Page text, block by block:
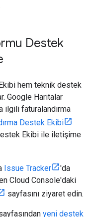
Destek
hem teknik destek
Google Haritalar
ilgili faturalandırma
Destek Ekibi
Ekibi ile iletişime
Issue Tracker
'da
Cloud Console'daki
sayfasını ziyaret edin.
yeni destek